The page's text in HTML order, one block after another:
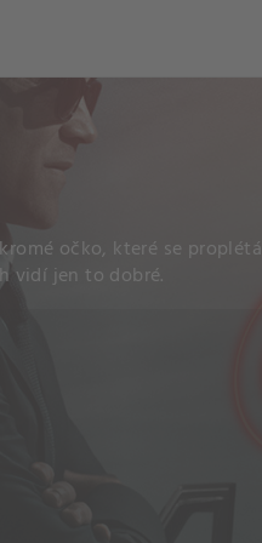
očko, které se proplétá
vidí jen to dobré.